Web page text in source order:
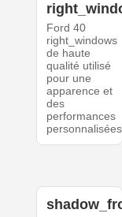
Ford 40
right_windows
de haute
qualité utilisé
pour une
apparence et
des
performances
personnalisées.